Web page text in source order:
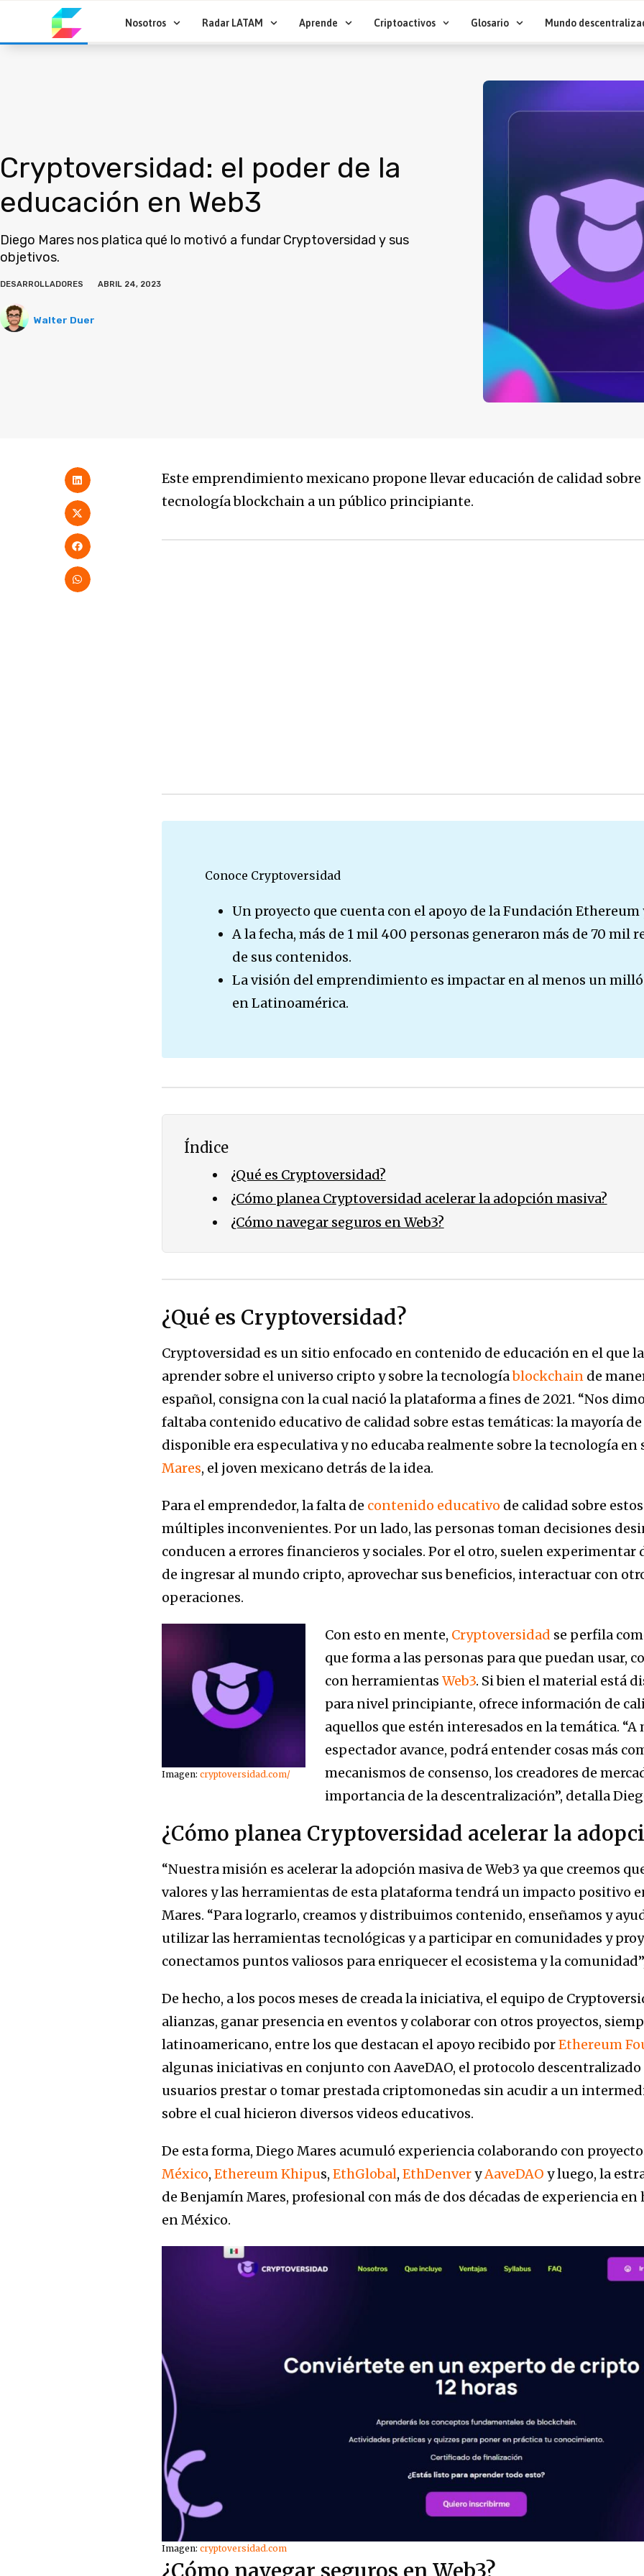
contenido
Nosotros Radar LATAM Aprende Criptoactivos Glosario Mundo
Cryptoversidad: el poder de la
educación en Web3
Diego Mares nos platica qué lo motivó a fundar Cryptoversidad y sus
objetivos.
DESARROLLADORES ABRIL 24, 2023
Walter Duer
Este emprendimiento mexicano propone llevar educación de calidad
tecnología blockchain a un público principiante.
Conoce Cryptoversidad
Un proyecto que cuenta con el apoyo de la Fundación Ethereum
A la fecha, más de 1 mil 400 personas generaron más de 70 mil
de sus contenidos.
La visión del emprendimiento es impactar en al menos un
en Latinoamérica.
Índice
¿Qué es Cryptoversidad?
¿Cómo planea Cryptoversidad acelerar la adopción masiva?
¿Cómo navegar seguros en Web3?
¿Qué es Cryptoversidad?
Cryptoversidad es un sitio enfocado en contenido de educación en el que
aprender sobre el universo cripto y sobre la tecnologíablockchain de
español, consigna con la cual nació la plataforma a fines de 2021. “Nos
faltaba contenido educativo de calidad sobre estas temáticas: la mayoría
disponible era especulativa y no educaba realmente sobre la tecnología en
Mares, el joven mexicano detrás de la idea.
Para el emprendedor, la falta de contenido educativo de calidad sobre
múltiples inconvenientes. Por un lado, las personas toman decisiones
conducen a errores financieros y sociales. Por el otro, suelen experimentar
de ingresar al mundo cripto, aprovechar sus beneficios, interactuar con
operaciones.
Imagen:cryptoversidad.com/
Con esto en mente, Cryptoversidad se perfila
que forma a las personas para que puedan usar,
con herramientasWeb3. Si bien el material está
para nivel principiante, ofrece información de
aquellos que estén interesados en la temática. “A
espectador avance, podrá entender cosas más
mecanismos de consenso, los creadores de
importancia de la descentralización”, detalla
¿Cómo planea Cryptoversidad acelerar la
“Nuestra misión es acelerar la adopción masiva de Web3 ya que creemos
valores y las herramientas de esta plataforma tendrá un impacto positivo
Mares. “Para lograrlo, creamos y distribuimos contenido, enseñamos y
utilizar las herramientas tecnológicas y a participar en comunidades y
conectamos puntos valiosos para enriquecer el ecosistema y la
De hecho, a los pocos meses de creada la iniciativa, el equipo de
alianzas, ganar presencia en eventos y colaborar con otros proyectos,
latinoamericano, entre los que destacan el apoyo recibido porEthereum
algunas iniciativas en conjunto con AaveDAO, el protocolo
usuarios prestar o tomar prestada criptomonedas sin acudir a un
sobre el cual hicieron diversos videos educativos.
De esta forma, Diego Mares acumuló experiencia colaborando con
México,Ethereum Khipus,EthGlobal,EthDenveryAaveDAO y luego, la
de Benjamín Mares, profesional con más de dos décadas de experiencia en
en México.
Imagen:cryptoversidad.com
¿Cómo navegar seguros en Web3?